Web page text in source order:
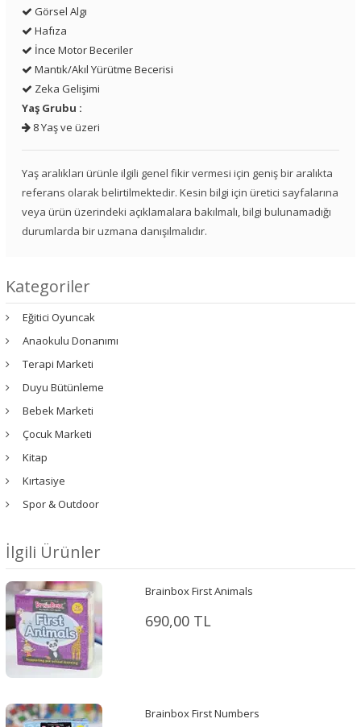
Görsel Algı
Hafıza
İnce Motor Beceriler
Mantık/Akıl Yürütme Becerisi
Zeka Gelişimi
Yaş Grubu :
8 Yaş ve üzeri
Yaş aralıkları ürünle ilgili genel fikir vermesi için geniş bir aralıkta
referans olarak belirtilmektedir. Kesin bilgi için üretici sayfalarına
veya ürün üzerindeki açıklamalara bakılmalı, bilgi bulunamadığı
durumlarda bir uzmana danışılmalıdır.
Kategoriler
Eğitici Oyuncak
Anaokulu Donanımı
Terapi Marketi
Duyu Bütünleme
Bebek Marketi
Çocuk Marketi
Kitap
Kırtasiye
Spor & Outdoor
İlgili Ürünler
Brainbox First Animals
690,00 TL
Brainbox First Numbers